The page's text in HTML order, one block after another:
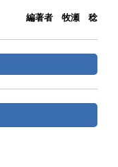
編著者 牧瀬 稔